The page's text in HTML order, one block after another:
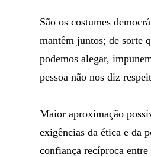
São os costumes
mantêm juntos; de sorte
podemos alegar,
pessoa não nos diz
Maior aproximação
exigências da ética e da
confiança recíproca entre